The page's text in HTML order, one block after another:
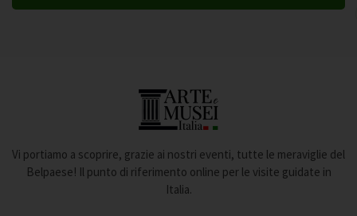
Vi portiamo a scoprire, grazie ai nostri eventi, tutte le meraviglie del
Belpaese! Il punto di riferimento online per le visite guidate in
Italia.